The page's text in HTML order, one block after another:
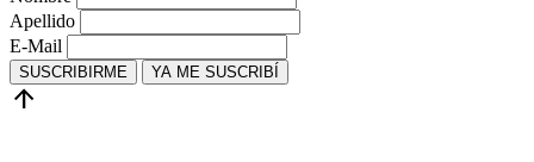
Apellido
E-Mail
SUSCRIBIRME YA ME SUSCRIBÍ
arrow_upward